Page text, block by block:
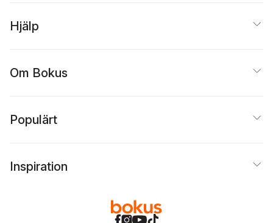
Hjälp
Om Bokus
Populärt
Inspiration